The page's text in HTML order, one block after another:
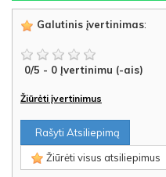
Galutinis įvertinimas:
0/5 - 0 Įvertinimu (-ais)
Žiūrėti įvertinimus
Rašyti Atsiliepimą
Žiūrėti visus atsiliepimus